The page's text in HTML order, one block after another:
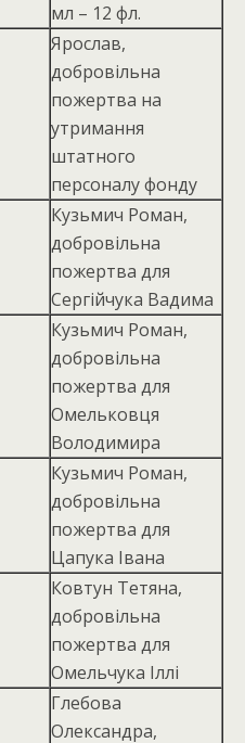
мл – 12 фл.
Ярослав,
добровільна
пожертва на
утримання
штатного
персоналу фонду
Кузьмич Роман,
добровільна
пожертва для
Сергійчука Вадима
Кузьмич Роман,
добровільна
пожертва для
Омельковця
Володимира
Кузьмич Роман,
добровільна
пожертва для
Цапука Івана
Ковтун Тетяна,
добровiльна
пожертва для
Омельчука Іллі
Глебова
Олександра,